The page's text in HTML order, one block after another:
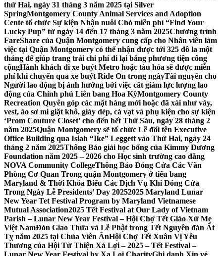
thứ Hai, ngày 31 tháng 3 năm 2025 tại Silver
SpringMontgomery County Animal Services and Adoption
Cente tổ chức Sự kiện Nhận nuôi Chó miễn phí “Find Your
Lucky Pup” từ ngày 14 đến 17 tháng 3 năm 2025Chương trình
FareShare của Quận Montgomery cung cấp cho Nhân viên làm
việc tại Quận Montgomery có thể nhận được tới 325 đô la một
tháng để giúp trang trải chi phí đi lại bằng phương tiện công
cộngHành khách đi xe buýt Metro hoặc tàu hỏa sẽ được miễn
phí khi chuyển qua xe buýt Ride On trong ngàyTài nguyên cho
Người lao động bị ảnh hưởng bởi việc cắt giảm lực lượng lao
động của Chính phủ Liên bang Hoa KỳMontgomery County
Recreation Quyên góp các mặt hàng mới hoặc đã xài như váy,
vest, áo sơ mi giặt khô, giày dép, cà vạt và phụ kiện cho sự kiện
‘Prom Couture Closet’ cho đến hết Thứ Sáu, ngày 28 tháng 2
năm 2025Quận Montgomery sẽ tổ chức Lễ đổi tên Executive
Office Building qua Isiah “Ike” Leggett vào Thứ Hai, ngày 24
tháng 2 năm 2025Thông Báo giải học bổng của Kimmy Dương
Foundation năm 2025 – 2026 cho Học sinh trường cao đẳng
NOVA Community CollegeThông Báo Đóng Cửa Các Văn
Phòng Cơ Quan Trong quận Montgomery ở tiểu bang
Maryland & Thời Khóa Biểu Các Dịch Vụ Khi Đóng Cửa
Trong Ngày Lễ Presidents’ Day 20252025 Maryland Lunar
New Year Tet Festival Program by Maryland Vietnamese
Mutual Association2025 Tết Festival at Our Lady of Vietnam
Parish – Lunar New Year Festival – Hội Chợ Tết Giáo Xứ Mẹ
Việt NamĐón Giao Thừa và Lễ Phật trong Tết Nguyên đán Ất
Tỵ năm 2025 tại Chùa Viên ÂnHội Chợ Tết Xuân Vị Yêu
Thương của Hội Từ Thiện Xá Lợi – 2025 – Tết Festival –